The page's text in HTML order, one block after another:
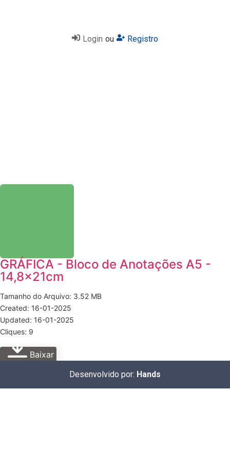
Login ou Registro
GRÁFICA - Bloco de Anotações A5 -
14,8x21cm
Tamanho do Arquivo: 3.52 MB
Created: 16-01-2025
Updated: 16-01-2025
Cliques: 9
Baixar
Desenvolvido por: Hands